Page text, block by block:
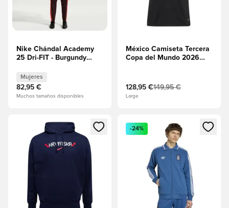
Nike Chándal Academy
25 Dri-FIT - Burgundy
Mujeres
82,95 €
Muchos tamaños disponibles
México Camiseta Tercera
Copa del Mundo 2026
128,95 €149,95 €
Large
Abre un modal para iniciar sesión o registrarse como
Abre un modal para iniciar
-24%